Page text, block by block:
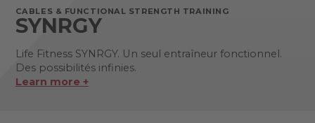
CABLES & FUNCTIONAL STRENGTH TRAINING
SYNRGY
Life Fitness SYNRGY. Un seul entraîneur fonctionnel.
Des possibilités infinies.
Learn more +